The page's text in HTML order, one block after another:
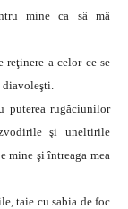
mine ca să mă
reţinere a celor ce se
diavoleşti.
rugăciunilor
şi uneltirile
mine şi întreaga mea
taie cu sabia de foc